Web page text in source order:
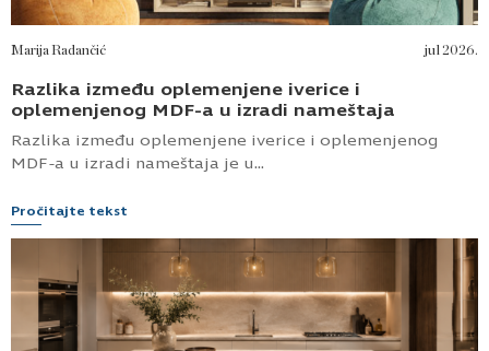
Marija Radančić jul 2026.
Razlika između oplemenjene iverice i
oplemenjenog MDF-a u izradi nameštaja
Razlika između oplemenjene iverice i oplemenjenog
MDF-a u izradi nameštaja je u...
Pročitajte tekst